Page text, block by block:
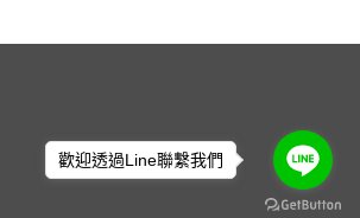
歡迎透過Line聯繫我們